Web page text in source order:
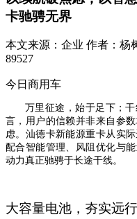
卡驰骋无界
本文来源： 企业 作者： 杨
89527
今日商用车
万里征途，始于足下；
言，用户的信赖并非来自参
虑。汕德卡新能源重卡从实
配合智能管理、风阻优化与
动力真正驰骋于长途干线。
大容量电池，夯实远